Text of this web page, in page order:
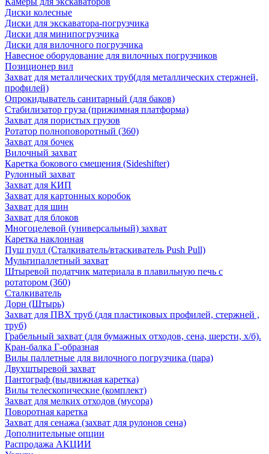
Диски колесные
Диски для экскаватора-погрузчика
Диски для минипогрузчика
Диски для вилочного погрузчика
Навесное оборудование для вилочных погрузчиков
Позиционер вил
Захват для металлических труб(для металлических стержней,
профилей)
Опрокидыватель санитарный (для баков)
Стабилизатор груза (прижимная платформа)
Захват для пористых грузов
Ротатор полноповоротный (360)
Захват для бочек
Вилочный захват
Каретка бокового смещения (Sideshifter)
Рулонный захват
Захват для КИП
Захват для картонных коробок
Захват для шин
Захват для блоков
Многоцелевой (универсальный) захват
Каретка наклонная
Пуш пулл (Сталкиватель/втаскиватель Push Pull)
Мультипаллетный захват
Штыревой податчик материала в плавильную печь с
ротатором (360)
Сталкиватель
Дорн (Штырь)
Захват для ПВХ труб (для пластиковых профилей, стержней ,
труб)
Грабельный захват (для бумажных отходов, сена, шерсти, х/б).
Кран-балка Г-образная
Вилы паллетные для вилочного погрузчика (пара)
Двухштыревой захват
Пантограф (выдвижная каретка)
Вилы телескопические (комплект)
Захват для мелких отходов (мусора)
Поворотная каретка
Захват для сенажа (захват для рулонов сена)
Дополнительные опции
Распродажа АКЦИИ